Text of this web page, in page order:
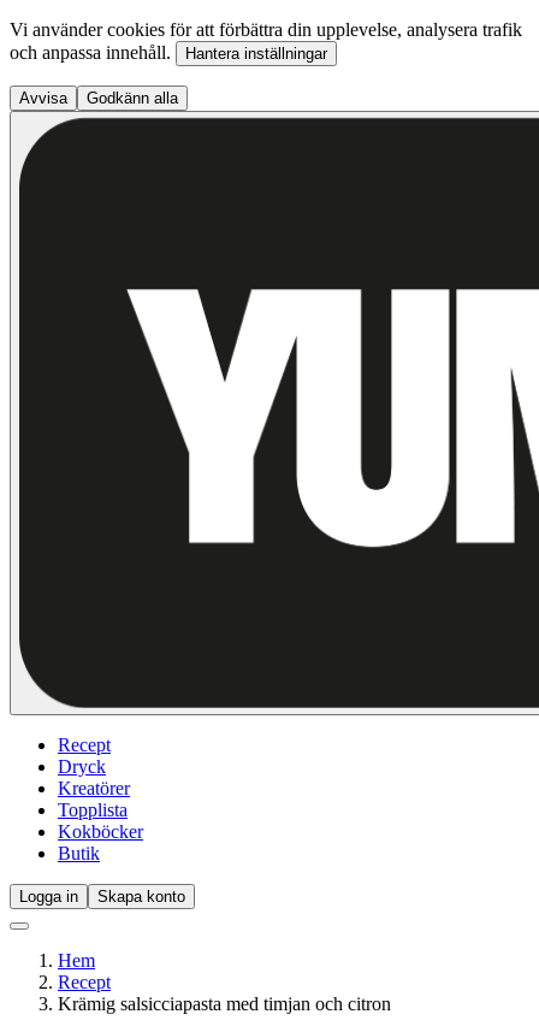
Vi använder cookies för att förbättra din upplevelse, analysera trafik
och anpassa innehåll.
Hantera inställningar
Avvisa Godkänn alla
Recept
Dryck
Kreatörer
Topplista
Kokböcker
Butik
Logga in Skapa konto
Hem
Recept
Krämig salsicciapasta med timjan och citron